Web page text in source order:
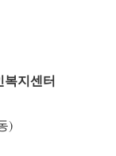
복지센터
)